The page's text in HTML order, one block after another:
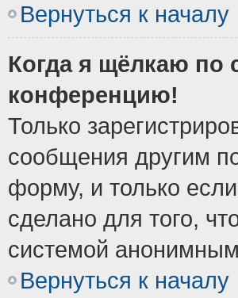
Вернуться к началу
Когда я щёлкаю по
конференцию!
Только
сообщения другим
форму, и только
сделано для того,
системой
Вернуться к началу